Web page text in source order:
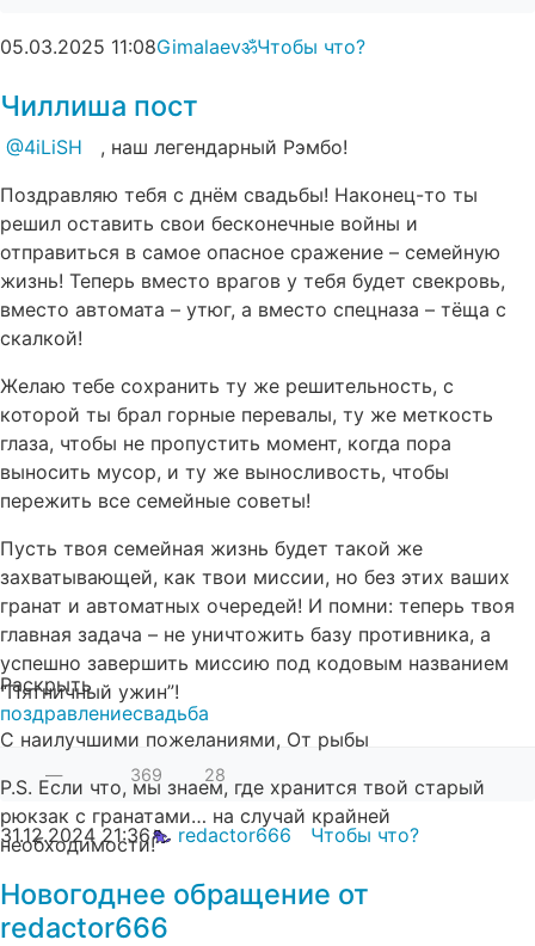
05.03.2025 11:08GimalaevॐЧтобы что?
Чиллиша пост
@4iLiSH , наш легендарный Рэмбо!
Поздравляю тебя с днём свадьбы! Наконец-то ты
решил оставить свои бесконечные войны и
отправиться в самое опасное сражение – семейную
жизнь! Теперь вместо врагов у тебя будет свекровь,
вместо автомата – утюг, а вместо спецназа – тёща с
скалкой!
Желаю тебе сохранить ту же решительность, с
которой ты брал горные перевалы, ту же меткость
глаза, чтобы не пропустить момент, когда пора
выносить мусор, и ту же выносливость, чтобы
пережить все семейные советы!
Пусть твоя семейная жизнь будет такой же
захватывающей, как твои миссии, но без этих ваших
гранат и автоматных очередей! И помни: теперь твоя
главная задача – не уничтожить базу противника, а
успешно завершить миссию под кодовым названием
“Пятничный ужин”!
С наилучшими пожеланиями, От рыбы
P.S. Если что, мы знаем, где хранится твой старый
рюкзак с гранатами… на случай крайней
необходимости!
Раскрыть
поздравлениесвадьба
— 369 28
31.12.2024 21:36 redactor666 Чтобы что?
Новогоднее обращение от
redactor666